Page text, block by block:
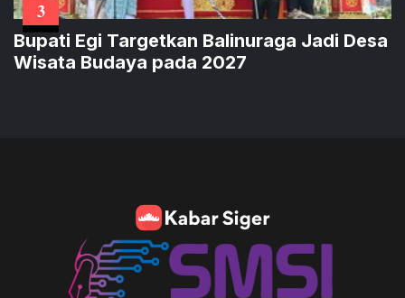
3
Bupati Egi Targetkan Balinuraga Jadi Desa
Wisata Budaya pada 2027